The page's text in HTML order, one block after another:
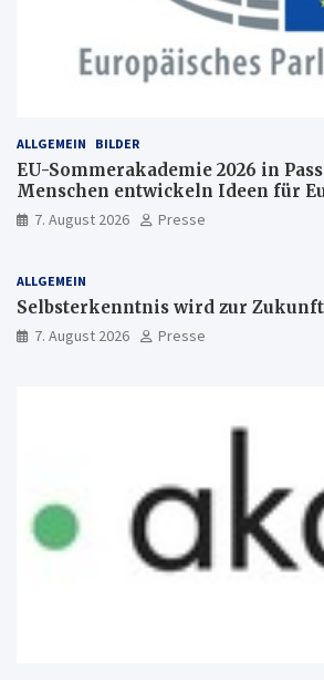
ALLGEMEIN BILDER
EU-Sommerakademie 2026 in
Menschen entwickeln Ideen für
7. August 2026 Presse
ALLGEMEIN
Selbsterkenntnis wird zur
7. August 2026 Presse